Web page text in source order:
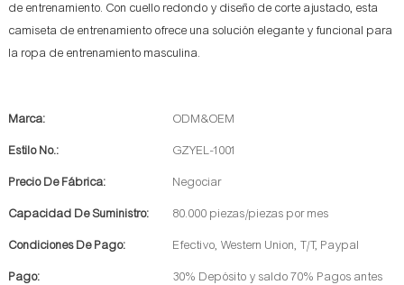
de entrenamiento. Con cuello redondo y diseño de corte ajustado, esta
camiseta de entrenamiento ofrece una solución elegante y funcional para
la ropa de entrenamiento masculina.
Marca: ODM&OEM
Estilo No.: GZYEL-1001
Precio De Fábrica: Negociar
Capacidad De Suministro: 80.000 piezas/piezas por mes
Condiciones De Pago: Efectivo, Western Union, T/T, Paypal
Pago:
30% Depósito y saldo 70% Pagos antes